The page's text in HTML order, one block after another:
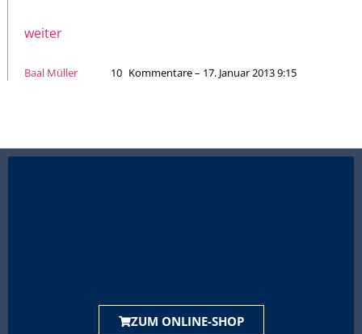
weiter
Baal Müller 10 Kommentare – 17. Januar 2013 9:15
ZUM ONLINE-SHOP